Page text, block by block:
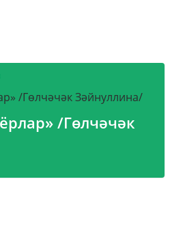
/Гөлчәчәк